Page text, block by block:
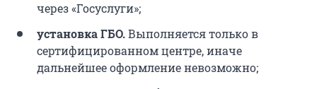
через «Госуслуги»;
установка ГБО.Выполняется только в
сертифицированном центре, иначе
дальнейшее оформление невозможно;